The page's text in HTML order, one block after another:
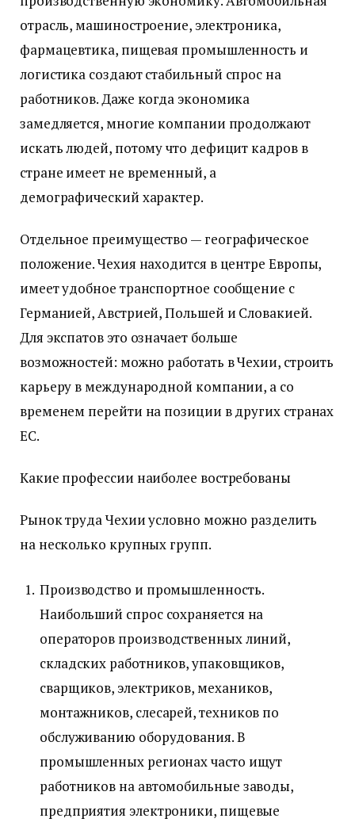
отрасль, машиностроение, электроника,
фармацевтика, пищевая промышленность и
логистика создают стабильный спрос на
работников. Даже когда экономика
замедляется, многие компании продолжают
искать людей, потому что дефицит кадров в
стране имеет не временный, а
демографический характер.
Отдельное преимущество — географическое
положение. Чехия находится в центре Европы,
имеет удобное транспортное сообщение с
Германией, Австрией, Польшей и Словакией.
Для экспатов это означает больше
возможностей: можно работать в Чехии, строить
карьеру в международной компании, а со
временем перейти на позиции в других странах
ЕС.
Какие профессии наиболее востребованы
Рынок труда Чехии условно можно разделить
на несколько крупных групп.
Производство и промышленность.
Наибольший спрос сохраняется на
операторов производственных линий,
складских работников, упаковщиков,
сварщиков, электриков, механиков,
монтажников, слесарей, техников по
обслуживанию оборудования. В
промышленных регионах часто ищут
работников на автомобильные заводы,
предприятия электроники, пищевые